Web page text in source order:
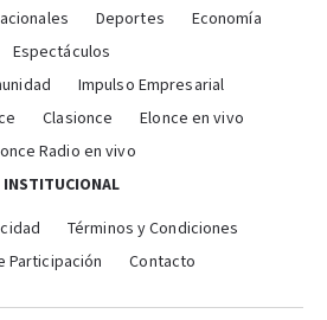
Deportes
Economía
Espectáculos
Impulso Empresarial
Clasionce
Elonce en vivo
Radio en vivo
INSTITUCIONAL
Términos y Condiciones
Participación
Contacto